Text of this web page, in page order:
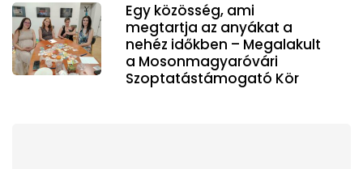
Egy közösség, ami
megtartja az anyákat a
nehéz időkben – Megalakult
a Mosonmagyaróvári
Szoptatástámogató Kör